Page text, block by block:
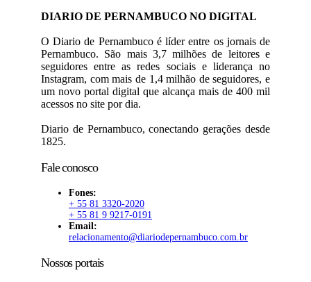
DIARIO DE PERNAMBUCO NO DIGITAL
O Diario de Pernambuco é líder entre os jornais de
Pernambuco. São mais 3,7 milhões de leitores e
seguidores entre as redes sociais e liderança no
Instagram, com mais de 1,4 milhão de seguidores, e
um novo portal digital que alcança mais de 400 mil
acessos no site por dia.
Diario de Pernambuco, conectando gerações desde
1825.
Fale conosco
Fones:
+ 55 81 3320-2020
+ 55 81 9 9217-0191
Email:
relacionamento@diariodepernambuco.com.br
Nossos portais